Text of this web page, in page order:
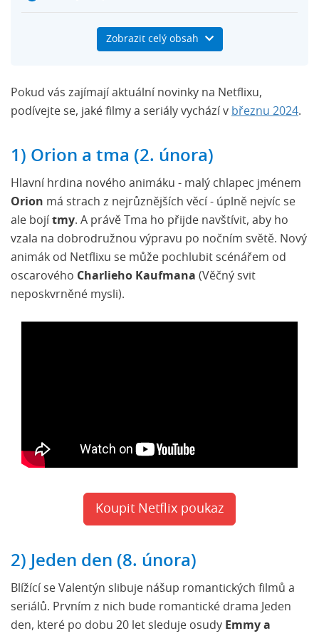
Hráčky (14. února)
F1: Touha po vítězství 6. řada (23. února)
Zobrazit celý obsah
Pokud vás zajímají aktuální novinky na Netflixu,
podívejte se, jaké filmy a seriály vychází v březnu 2024.
1) Orion a tma (2. února)
Hlavní hrdina nového animáku - malý chlapec jménem
Orion má strach z nejrůznějších věcí - úplně nejvíc se
ale bojí tmy. A právě Tma ho přijde navštívit, aby ho
vzala na dobrodružnou výpravu po nočním světě. Nový
animák od Netflixu se může pochlubit scénářem od
oscarového Charlieho Kaufmana (Věčný svit
neposkvrněné mysli).
Koupit Netflix poukaz
2) Jeden den (8. února)
Blížící se Valentýn slibuje nášup romantických filmů a
seriálů. Prvním z nich bude romantické drama Jeden
den, které po dobu 20 let sleduje osudy Emmy a